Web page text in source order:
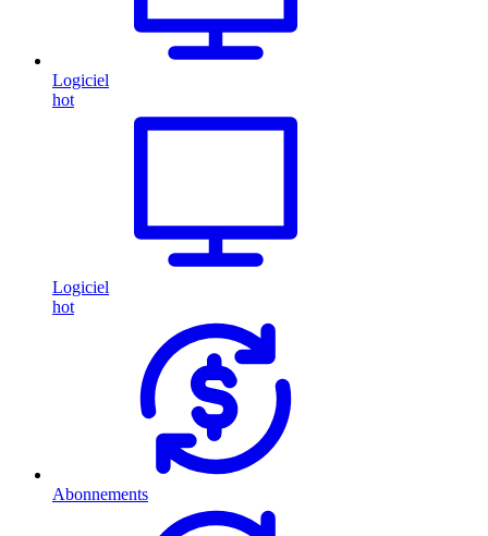
Logiciel
hot
Logiciel
hot
Abonnements